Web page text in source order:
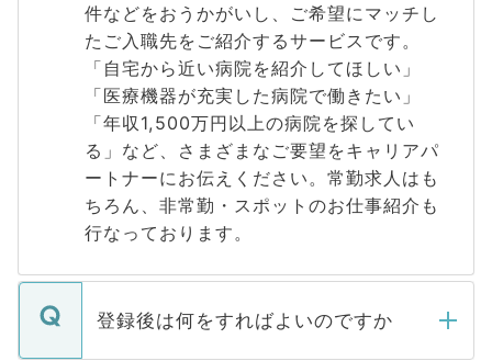
件などをおうかがいし、ご希望にマッチし
たご入職先をご紹介するサービスです。
「自宅から近い病院を紹介してほしい」
「医療機器が充実した病院で働きたい」
「年収1,500万円以上の病院を探してい
る」など、さまざまなご要望をキャリアパ
ートナーにお伝えください。常勤求人はも
ちろん、非常勤・スポットのお仕事紹介も
行なっております。
登録後は何をすればよいのですか